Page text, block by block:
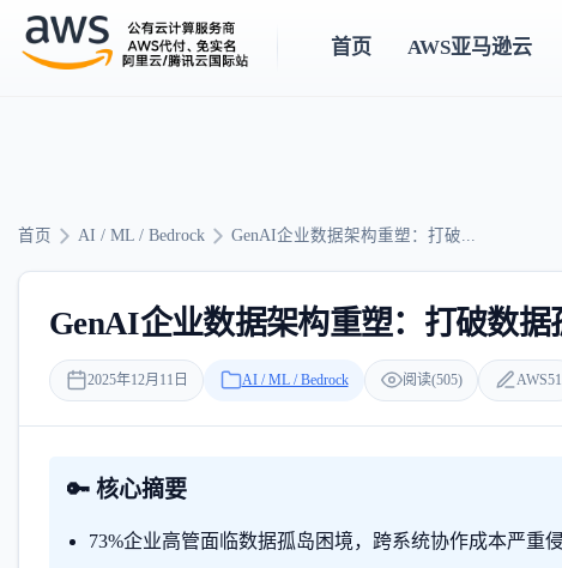
首页 AWS亚马逊云
首页 AI / ML / Bedrock GenAI企业数据架构重塑：打破...
GenAI企业数据架构重塑：打破数据
2025年12月11日 AI / ML / Bedrock 阅读(505) AWS51
🔑 核心摘要
73%企业高管面临数据孤岛困境，跨系统协作成本严重